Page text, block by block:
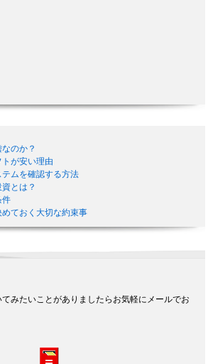
のか？
が安い理由
ムを確認する方法
とは？
ておく大切な約束事
みたいことがありましたらお気軽にメールでお